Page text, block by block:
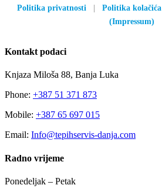
Politika privatnosti Politika kolačića
(Impressum)
Kontakt podaci
Knjaza Miloša 88, Banja Luka
Phone: +387 51 371 873
Mobile: +387 65 697 015
Email: Info@tepihservis-danja.com
Radno vrijeme
Ponedeljak – Petak